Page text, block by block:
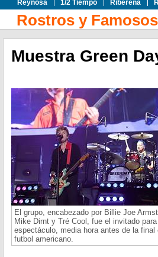
Reynosa
1/2 Tiempo Ribereña
Rostros y Famosos
Muestra Green
El grupo, encabezado por Billie Joe
Mike Dirnt y Tré Cool, fue el invitado para
espectáculo, media hora antes de la final
futbol americano.